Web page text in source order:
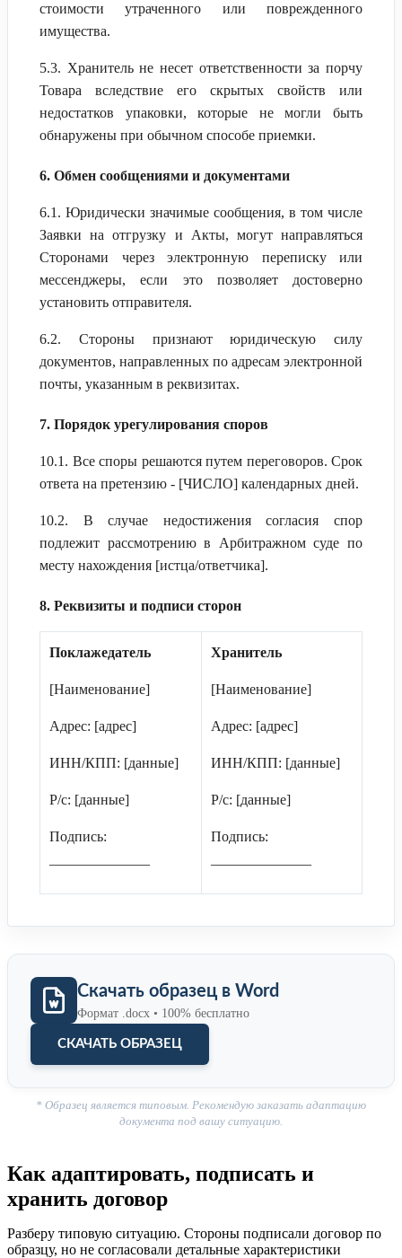
стоимости утраченного или поврежденного
имущества.
5.3. Хранитель не несет ответственности за порчу
Товара вследствие его скрытых свойств или
недостатков упаковки, которые не могли быть
обнаружены при обычном способе приемки.
6. Обмен сообщениями и документами
6.1. Юридически значимые сообщения, в том числе
Заявки на отгрузку и Акты, могут направляться
Сторонами через электронную переписку или
мессенджеры, если это позволяет достоверно
установить отправителя.
6.2. Стороны признают юридическую силу
документов, направленных по адресам электронной
почты, указанным в реквизитах.
7. Порядок урегулирования споров
10.1. Все споры решаются путем переговоров. Срок
ответа на претензию - [ЧИСЛО] календарных дней.
10.2. В случае недостижения согласия спор
подлежит рассмотрению в Арбитражном суде по
месту нахождения [истца/ответчика].
8. Реквизиты и подписи сторон
Поклажедатель
[Наименование]
Адрес: [адрес]
ИНН/КПП: [данные]
Р/с: [данные]
Подпись:
Хранитель
[Наименование]
Адрес: [адрес]
ИНН/КПП: [данные]
Р/с: [данные]
Подпись:
Скачать образец в Word
Формат .docx • 100% бесплатно
СКАЧАТЬ ОБРАЗЕЦ
* Образец является типовым. Рекомендую заказать адаптацию
документа под вашу ситуацию.
Как адаптировать, подписать и
хранить договор
Разберу типовую ситуацию. Стороны подписали договор по
образцу, но не согласовали детальные характеристики